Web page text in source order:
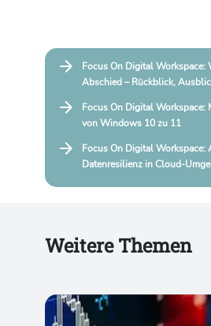
Focus On Digital
Abschied – Rückblick,
Focus On Digital Workspace:
von Windows 10 zu 11
Focus On Digital Workspace:
Datenresilienz in Cloud-
Weitere Themen